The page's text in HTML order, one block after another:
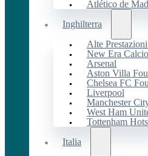
Atlético de
Inghilterra
Alte
New Era
Arsenal
Aston Villa
Chelsea FC
Liverpool
Manchester
West Ham
Tottenham
Italia